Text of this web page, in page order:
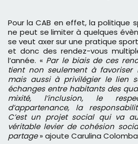
Pour la CAB en effet, la politique
ne peut se limiter à quelques
se veut axer sur une pratique
et donc des rendez-vous
l’année. « Par le biais de ces
tient non seulement à favoriser
mais aussi à privilégier le lien
échanges entre habitants des
mixité, l’inclusion, le
d’appartenance, la
C’est un projet social qui va
véritable levier de cohésion
partage» ajoute Carulina